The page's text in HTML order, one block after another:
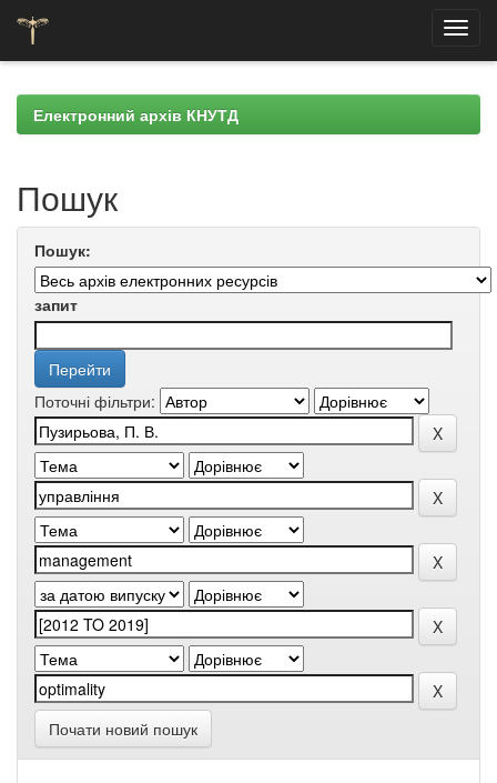
navigationЕлектронний архів КНУТД
Пошук
Пошук:
запит
Поточні фільтри:
Почати новий пошук